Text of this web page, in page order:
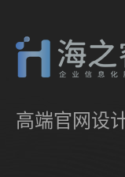
高端官网设